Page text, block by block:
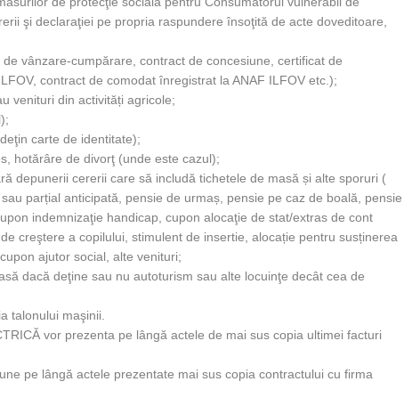
şi declaraţiei pe propria raspundere însoţită de acte doveditoare,
vânzare-cumpărare, contract de concesiune, certificat de
contract de comodat înregistrat la ANAF ILFOV etc.);
venituri din activități agricole;
carte de identitate);
hotărâre de divorţ (unde este cazul);
depunerii cererii care să includă tichetele de masă și alte sporuri (
parțial anticipată, pensie de urmaș, pensie pe caz de boală, pensie
indemnizaţie handicap, cupon alocaţie de stat/extras de cont
creştere a copilului, stimulent de insertie, alocație pentru susținerea
ajutor social, alte venituri;
dacă deţine sau nu autoturism sau alte locuinţe decât cea de
talonului maşinii.
vor prezenta pe lângă actele de mai sus copia ultimei facturi
pe lângă actele prezentate mai sus copia contractului cu firma